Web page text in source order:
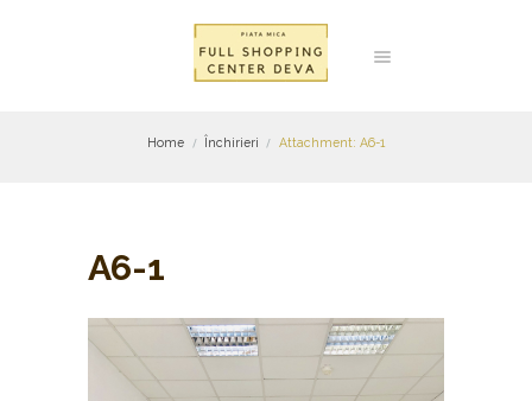
Home Închirieri Attachment: A6-1
A6-1